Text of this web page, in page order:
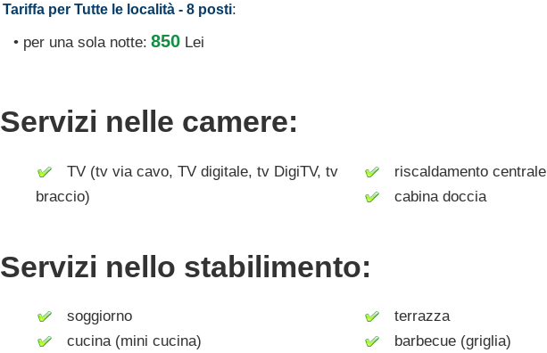
Tariffa per Tutte le località - 8 posti:
• per una sola notte: 850 Lei
Servizi nelle camere:
TV (tv via cavo, TV digitale, tv DigiTV, tv
braccio)
riscaldamento centrale
cabina doccia
Servizi nello stabilimento:
soggiorno
cucina (mini cucina)
terrazza
barbecue (griglia)